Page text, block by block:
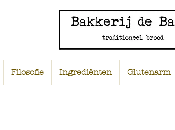
Filosofie Ingrediënten Glutenarm